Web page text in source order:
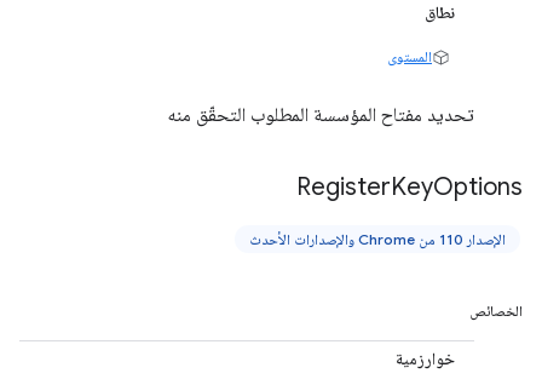
نطاق
المستوى
تحديد مفتاح المؤسسة المطلوب التحقّق منه
RegisterKeyOptions
الإصدار 110 من Chrome والإصدارات الأحدث
الخصائص
خوارزمية